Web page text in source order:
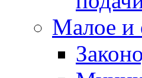
Малое и